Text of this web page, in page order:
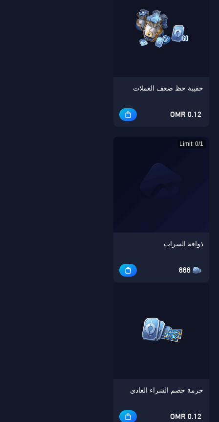
حقيبة حظ ضعف العملات
0.12 OMR
Limit: 0/1
ذواقة السراب
888
حزمة خصم الشراء العادي
0.12 OMR